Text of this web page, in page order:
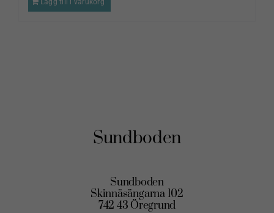
Sundboden
Sundboden
Skinnäsängarna 102
742 43 Öregrund